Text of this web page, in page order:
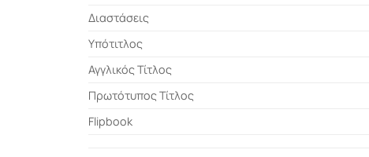
Διαστάσεις
Υπότιτλος
Αγγλικός Τίτλος
Πρωτότυπος Τίτλος
Flipbook